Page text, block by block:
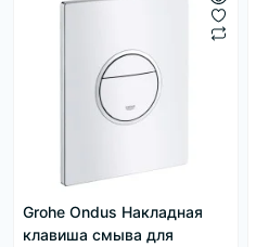
Grohe Ondus Накладная
клавиша смыва для